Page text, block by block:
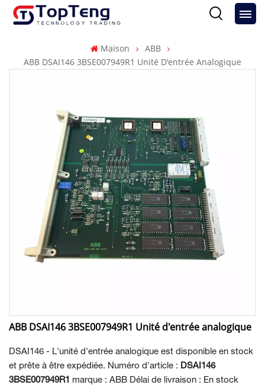
Maison
ABB
ABB DSAI146 3BSE007949R1 Unité D'entrée Analogique
ABB DSAI146 3BSE007949R1 Unité d'entrée analogique
DSAI146 - L'unité d'entrée analogique est disponible en stock
et prête à être expédiée. Numéro d'article : DSAI146
3BSE007949R1
marque : ABB Délai de livraison : En stock